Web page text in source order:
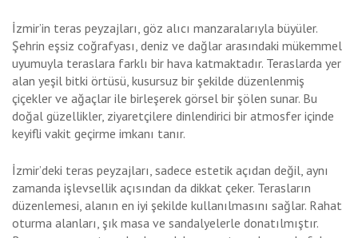
İzmir’in teras peyzajları, göz alıcı manzaralarıyla büyüler.
Şehrin eşsiz coğrafyası, deniz ve dağlar arasındaki mükemmel
uyumuyla teraslara farklı bir hava katmaktadır. Teraslarda yer
alan yeşil bitki örtüsü, kusursuz bir şekilde düzenlenmiş
çiçekler ve ağaçlar ile birleşerek görsel bir şölen sunar. Bu
doğal güzellikler, ziyaretçilere dinlendirici bir atmosfer içinde
keyifli vakit geçirme imkanı tanır.
İzmir’deki teras peyzajları, sadece estetik açıdan değil, aynı
zamanda işlevsellik açısından da dikkat çeker. Terasların
düzenlemesi, alanın en iyi şekilde kullanılmasını sağlar. Rahat
oturma alanları, şık masa ve sandalyelerle donatılmıştır.